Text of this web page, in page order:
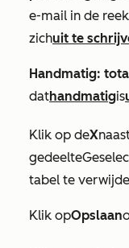
e-mail in de
zichuit te
Handmatig:
dathandmatigis
Klik op deX
gedeelte
tabel te
Klik opOpslaan